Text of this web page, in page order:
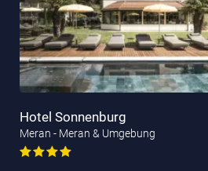
Hotel Sonnenburg
Meran - Meran & Umgebung